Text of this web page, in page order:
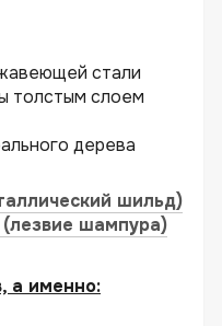
стали
толстым слоем
дерева
шильд)
шампура)
а именно: